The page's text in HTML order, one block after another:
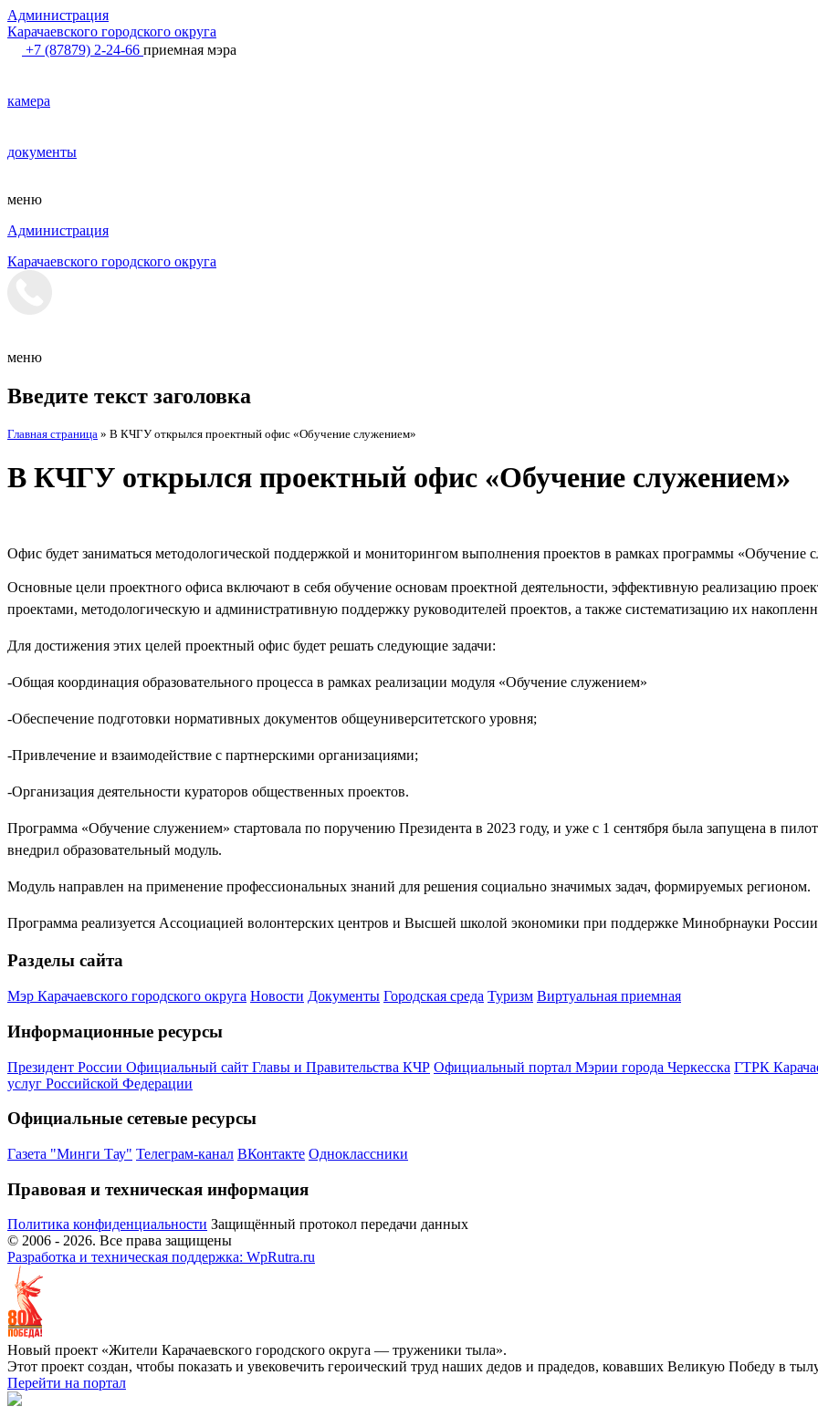
Администрация
Карачаевского городского округа
+7 (87879) 2-24-66 приемная мэра
камера
документы
меню
Администрация
Карачаевского городского округа
меню
Введите текст заголовка
Главная страница » В КЧГУ открылся проектный офис «Обучение служением»
В КЧГУ открылся проектный офис «Обучение служением»
Офис будет заниматься методологической поддержкой и мониторингом выполнения проектов в рамках программы «Обучение
Основные цели проектного офиса включают в себя обучение основам проектной деятельности, эффективную реализацию
проектами, методологическую и административную поддержку руководителей проектов, а также систематизацию их
Для достижения этих целей проектный офис будет решать следующие задачи:
-Общая координация образовательного процесса в рамках реализации модуля «Обучение служением»
-Обеспечение подготовки нормативных документов общеуниверситетского уровня;
-Привлечение и взаимодействие с партнерскими организациями;
-Организация деятельности кураторов общественных проектов.
Программа «Обучение служением» стартовала по поручению Президента в 2023 году, и уже с 1 сентября была запущена в
внедрил образовательный модуль.
Модуль направлен на применение профессиональных знаний для решения социально значимых задач, формируемых регионом.
Программа реализуется Ассоциацией волонтерских центров и Высшей школой экономики при поддержке Минобрнауки
Разделы сайта
Мэр Карачаевского городского округа Новости Документы Городская среда Туризм Виртуальная приемная
Информационные ресурсы
Президент России Официальный сайт Главы и Правительства КЧР Официальный портал Мэрии города Черкесска ГТРК
услуг Российской Федерации
Официальные сетевые ресурсы
Газета "Минги Тау" Телеграм-канал ВКонтакте Одноклассники
Правовая и техническая информация
Политика конфиденциальности Защищённый протокол передачи данных
© 2006 - 2026. Все права защищены
Разработка и техническая поддержка: WpRutra.ru
Новый проект «Жители Карачаевского городского округа — труженики тыла».
Этот проект создан, чтобы показать и увековечить героический труд наших дедов и прадедов, ковавших Великую Победу в
Перейти на портал